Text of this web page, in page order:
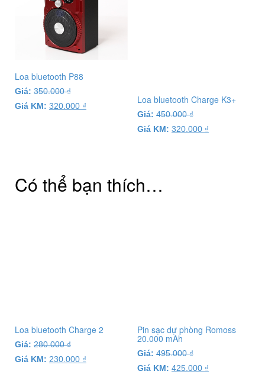
Loa bluetooth P88
Giá: 350.000₫
Giá KM: 320.000 ₫
Loa bluetooth Charge K3+
Giá: 450.000₫
Giá KM: 320.000 ₫
Có thể bạn thích…
Loa bluetooth Charge 2
Giá: 280.000₫
Giá KM: 230.000 ₫
Pin sạc dự phòng Romoss
20.000 mAh
Giá: 495.000₫
Giá KM: 425.000 ₫